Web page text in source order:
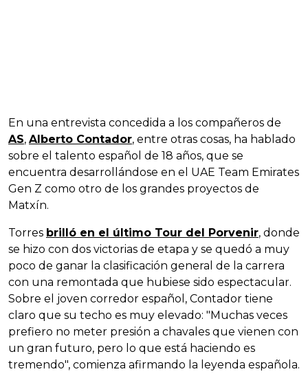
En una entrevista concedida a los compañeros de
AS, Alberto Contador, entre otras cosas, ha hablado
sobre el talento español de 18 años, que se
encuentra desarrollándose en el UAE Team Emirates
Gen Z como otro de los grandes proyectos de
Matxín.
Torres brilló en el último Tour del Porvenir, donde
se hizo con dos victorias de etapa y se quedó a muy
poco de ganar la clasificación general de la carrera
con una remontada que hubiese sido espectacular.
Sobre el joven corredor español, Contador tiene
claro que su techo es muy elevado: "Muchas veces
prefiero no meter presión a chavales que vienen con
un gran futuro, pero lo que está haciendo es
tremendo", comienza afirmando la leyenda española.